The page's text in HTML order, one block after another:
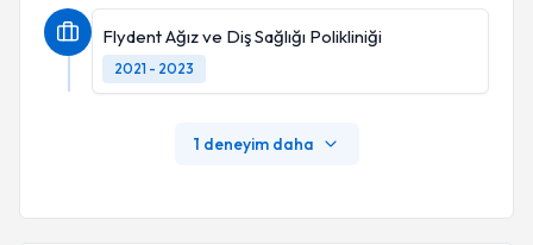
Flydent Ağız ve Diş Sağlığı Polikliniği
2021 - 2023
1 deneyim daha